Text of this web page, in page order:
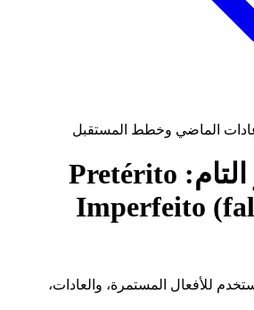
الماضي غير التام: Pretérito
Imperfeito
للأفعال المستمرة، والعادات،